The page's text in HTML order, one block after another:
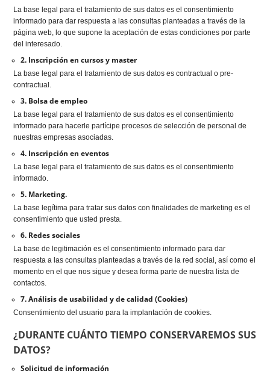
La base legal para el tratamiento de sus datos es el consentimiento
informado para dar respuesta a las consultas planteadas a través de la
página web, lo que supone la aceptación de estas condiciones por parte
del interesado.
2. Inscripción en cursos y master
La base legal para el tratamiento de sus datos es contractual o pre-
contractual.
3. Bolsa de empleo
La base legal para el tratamiento de sus datos es el consentimiento
informado para hacerle partícipe procesos de selección de personal de
nuestras empresas asociadas.
4. Inscripción en eventos
La base legal para el tratamiento de sus datos es el consentimiento
informado.
5. Marketing.
La base legítima para tratar sus datos con finalidades de marketing es el
consentimiento que usted presta.
6. Redes sociales
La base de legitimación es el consentimiento informado para dar
respuesta a las consultas planteadas a través de la red social, así como el
momento en el que nos sigue y desea forma parte de nuestra lista de
contactos.
7. Análisis de usabilidad y de calidad (Cookies)
Consentimiento del usuario para la implantación de cookies.
¿DURANTE CUÁNTO TIEMPO CONSERVAREMOS SUS
DATOS?
Solicitud de información